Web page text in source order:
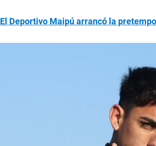
El Deportivo Maipú arrancó la